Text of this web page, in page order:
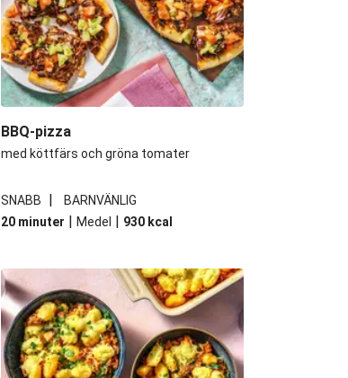
BBQ-pizza
med köttfärs och gröna tomater
SNABB |
BARNVÄNLIG
20 minuter | Medel | 930 kcal